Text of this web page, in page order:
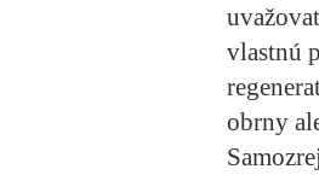
vlastnú
obrny